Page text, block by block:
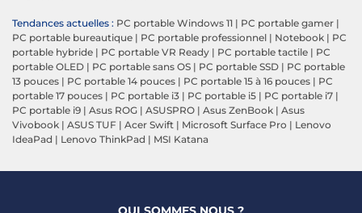
Tendances actuelles : PC portable Windows 11 | PC portable gamer |
PC portable bureautique | PC portable professionnel | Notebook | PC
portable hybride | PC portable VR Ready | PC portable tactile | PC
portable OLED | PC portable sans OS | PC portable SSD | PC portable
13 pouces | PC portable 14 pouces | PC portable 15 à 16 pouces | PC
portable 17 pouces | PC portable i3 | PC portable i5 | PC portable i7 |
PC portable i9 | Asus ROG | ASUSPRO | Asus ZenBook | Asus
Vivobook | ASUS TUF | Acer Swift | Microsoft Surface Pro | Lenovo
IdeaPad | Lenovo ThinkPad | MSI Katana